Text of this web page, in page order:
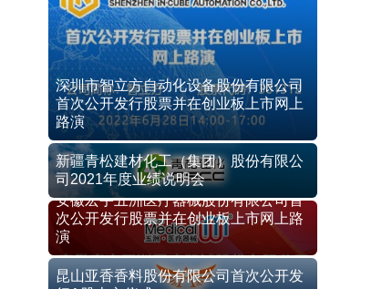
深圳市智立方自动化设备股份有限公司
首次公开发行股票并在创业板上市网上
路演
新疆青松建材化工（集团）股份有限公
司2021年度业绩说明会
安徽宏宇五洲医疗器械股份有限公司首
次公开发行股票并在创业板上市网上路
演
昆山亚香香料股份有限公司首次公开发